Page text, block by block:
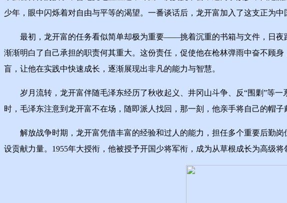
少年，眼中闪烁着对自由与平等的渴望。一番谈话后，龙开富加入了这支正为
最初，龙开富的任务看似简单却极为重要——挑着沉重的书箱与文件，日夜
渐渐明白了自己承担的职责何其重大。这份责任，促使他在枪林弹雨中奋不顾
盲，让他在实践中快速成长，逐渐展现出非凡的能力与智慧。
岁月流转，龙开富伴随毛泽东经历了秋收起义、井冈山斗争、反“围剿”等一
时，毛泽东注意到龙开富不在场，随即派人找回，那一刻，他亲手将自己的帽
解放战争时期，龙开富凭借丰富的经验和过人的能力，担任多个重要后勤岗
设贡献力量。1955年大授衔，他被授予开国少将军衔，成为从草根成长为高级将